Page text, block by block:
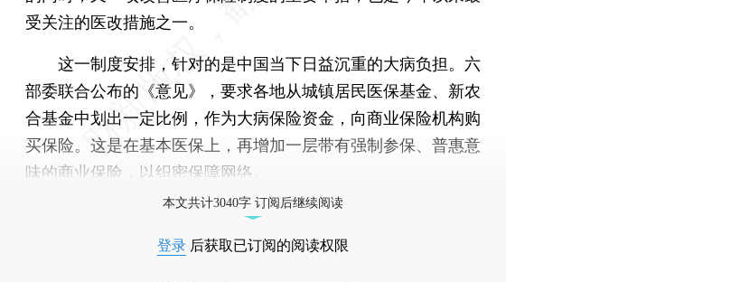
受关注的医改措施之一。
这一制度安排，针对的是中国当下日益沉重的大病负担。六
部委联合公布的《意见》，要求各地从城镇居民医保基金、新农
合基金中划出一定比例，作为大病保险资金，向商业保险机构购
买保险。这是在基本医保上，再增加一层带有强制参保、普惠意
味的商业保险，以织密保障网络。
本文共计3040字 订阅后继续阅读
登录 后获取已订阅的阅读权限